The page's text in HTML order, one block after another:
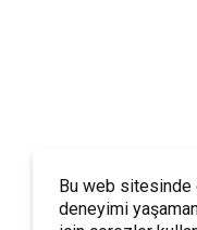
Bu web sitesinde
deneyimi